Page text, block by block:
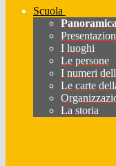
Scuola
Panoramica
I luoghi
Le persone
I numeri
Le carte
La storia